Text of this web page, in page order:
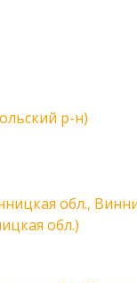
р-н)
обл.,
обл.)